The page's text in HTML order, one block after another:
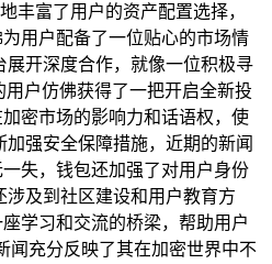
丰富了用户的资产配置选择，
用户配备了一位贴心的市场情
开深度合作，就像一位积极寻
户仿佛获得了一把开启全新投
密市场的影响力和话语权，使
强安全保障措施，近期的新闻
失，钱包还加强了对用户身份
及到社区建设和用户教育方
学习和交流的桥梁，帮助用户
闻充分反映了其在加密世界中不